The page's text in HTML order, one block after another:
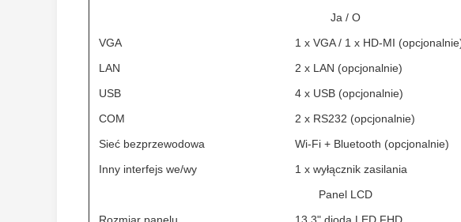
Ja / O
VGA
1 x VGA / 1 x HD-MI
LAN
2 x LAN (opcjonalnie)
USB
4 x USB (opcjonalnie)
COM
2 x RS232 (opcjonalnie)
Sieć bezprzewodowa
Wi-Fi + Bluetooth (opcjonalnie)
Inny interfejs we/wy
1 x wyłącznik zasilania
Panel LCD